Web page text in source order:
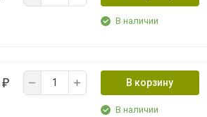
В наличии
₽ В корзину
В наличии